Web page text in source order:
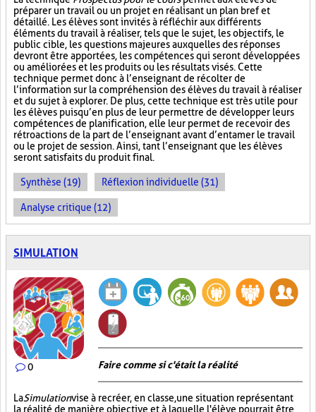
préparer un travail ou un projet en réalisant un plan bref et
détaillé. Les élèves sont invités à réfléchir aux différents
éléments du travail à réaliser, tels que le sujet, les objectifs, le
public cible, les questions majeures auxquelles des réponses
devront être apportées, les compétences qui seront développées
ou améliorées et les produits ou les résultats visés. Cette
technique permet donc à l’enseignant de récolter de
l’information sur la compréhension des élèves du travail à réaliser
et du sujet à explorer. De plus, cette technique est très utile pour
les élèves puisqu’en plus de leur permettre de développer leurs
compétences de planification, elle leur permet de recevoir des
rétroactions de la part de l’enseignant avant d’entamer le travail
ou le projet de session. Ainsi, tant l’enseignant que les élèves
seront satisfaits du produit final.
Synthèse (19) Réflexion individuelle (31)
Analyse critique (12)
SIMULATION
0 Faire comme si c'était la réalité
LaSimulationvise à recréer, en classe, une situation représentant
la réalité de manière objective et à laquelle l'élève pourrait être